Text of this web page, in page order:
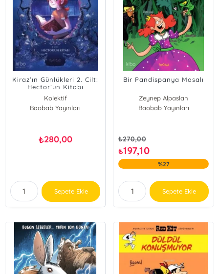
Kiraz’ın Günlükleri 2. Cilt:
Hector’un Kitabı
Kolektif
Baobab Yayınları
₺280,00
Sepete Ekle
Bir Pandispanya Masalı
Zeynep Alpaslan
Baobab Yayınları
₺270,00
₺197,10
%27
Sepete Ekle